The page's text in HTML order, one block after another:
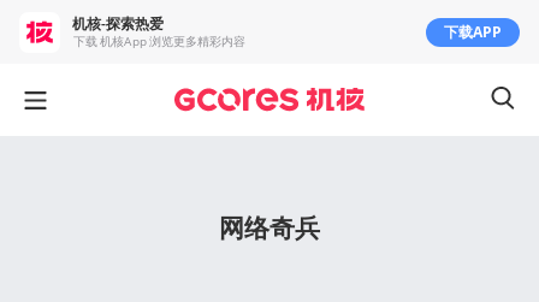
网络奇兵
机核-探索热爱
下载 机核App 浏览更多精彩内容 下载APP